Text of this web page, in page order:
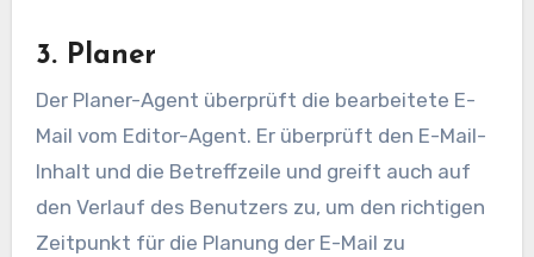
3. Planer
Der Planer-Agent überprüft die bearbeitete E-
Mail vom Editor-Agent. Er überprüft den E-Mail-
Inhalt und die Betreffzeile und greift auch auf
den Verlauf des Benutzers zu, um den richtigen
Zeitpunkt für die Planung der E-Mail zu